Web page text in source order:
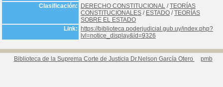
Clasificación:
DERECHO CONSTITUCIONAL /TEORÍAS
CONSTITUCIONALES / ESTADO /TEORÍAS
SOBRE EL ESTADO
Link:
https://biblioteca.poderjudicial.gub.uy/index.php?
lvl=notice_display&id=9326
Biblioteca de la Suprema Corte de Justicia Dr.Nelson García Otero pmb